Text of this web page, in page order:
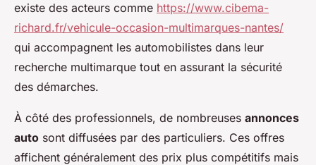
existe des acteurs comme https://www.cibema-
richard.fr/vehicule-occasion-multimarques-nantes/
qui accompagnent les automobilistes dans leur
recherche multimarque tout en assurant la sécurité
des démarches.
À côté des professionnels, de nombreuses annonces
auto sont diffusées par des particuliers. Ces offres
affichent généralement des prix plus compétitifs mais